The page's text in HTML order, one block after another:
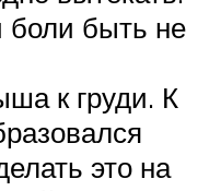
быть не
к груди. К
это на